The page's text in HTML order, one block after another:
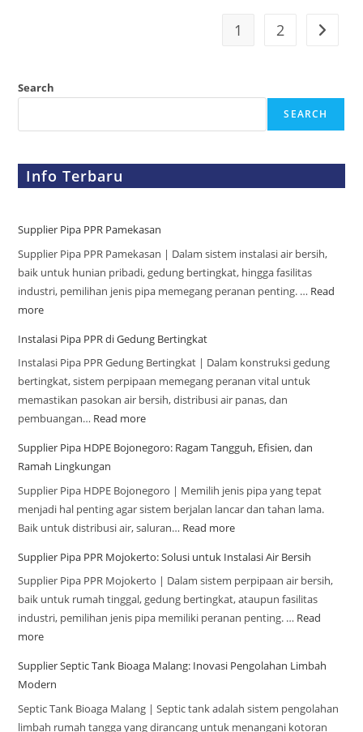
1 2
Search
SEARCH
Info Terbaru
Supplier Pipa PPR Pamekasan
Supplier Pipa PPR Pamekasan | Dalam sistem instalasi air bersih,
baik untuk hunian pribadi, gedung bertingkat, hingga fasilitas
industri, pemilihan jenis pipa memegang peranan penting. … Read
more
Instalasi Pipa PPR di Gedung Bertingkat
Instalasi Pipa PPR Gedung Bertingkat | Dalam konstruksi gedung
bertingkat, sistem perpipaan memegang peranan vital untuk
memastikan pasokan air bersih, distribusi air panas, dan
pembuangan… Read more
Supplier Pipa HDPE Bojonegoro: Ragam Tangguh, Efisien, dan
Ramah Lingkungan
Supplier Pipa HDPE Bojonegoro | Memilih jenis pipa yang tepat
menjadi hal penting agar sistem berjalan lancar dan tahan lama.
Baik untuk distribusi air, saluran… Read more
Supplier Pipa PPR Mojokerto: Solusi untuk Instalasi Air Bersih
Supplier Pipa PPR Mojokerto | Dalam sistem perpipaan air bersih,
baik untuk rumah tinggal, gedung bertingkat, ataupun fasilitas
industri, pemilihan jenis pipa memiliki peranan penting. … Read
more
Supplier Septic Tank Bioaga Malang: Inovasi Pengolahan Limbah
Modern
Septic Tank Bioaga Malang | Septic tank adalah sistem pengolahan
limbah rumah tangga yang dirancang untuk menangani kotoran